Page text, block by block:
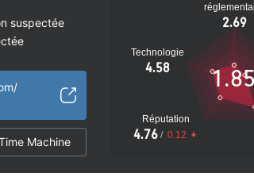
suspectée
Machine
2.69
Technologie
4.58
Réputation
4.76 / 0.12
1.85